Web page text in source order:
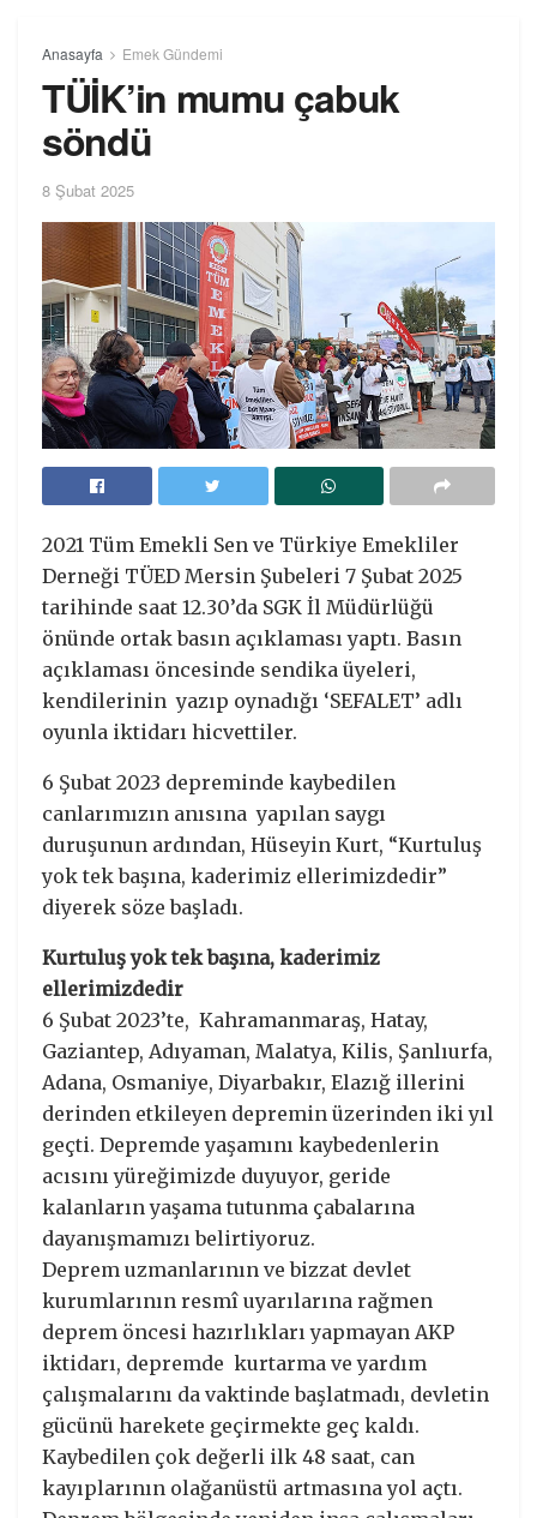
Anasayfa Emek Gündemi
TÜİK’in mumu çabuk
söndü
8 Şubat 2025
2021 Tüm Emekli Sen ve Türkiye Emekliler
Derneği TÜED Mersin Şubeleri 7 Şubat 2025
tarihinde saat 12.30’da SGK İl Müdürlüğü
önünde ortak basın açıklaması yaptı. Basın
açıklaması öncesinde sendika üyeleri,
kendilerinin yazıp oynadığı ‘SEFALET’ adlı
oyunla iktidarı hicvettiler.
6 Şubat 2023 depreminde kaybedilen
canlarımızın anısına yapılan saygı
duruşunun ardından, Hüseyin Kurt, “Kurtuluş
yok tek başına, kaderimiz ellerimizdedir”
diyerek söze başladı.
Kurtuluş yok tek başına, kaderimiz
ellerimizdedir
6 Şubat 2023’te, Kahramanmaraş, Hatay,
Gaziantep, Adıyaman, Malatya, Kilis, Şanlıurfa,
Adana, Osmaniye, Diyarbakır, Elazığ illerini
derinden etkileyen depremin üzerinden iki yıl
geçti. Depremde yaşamını kaybedenlerin
acısını yüreğimizde duyuyor, geride
kalanların yaşama tutunma çabalarına
dayanışmamızı belirtiyoruz.
Deprem uzmanlarının ve bizzat devlet
kurumlarının resmî uyarılarına rağmen
deprem öncesi hazırlıkları yapmayan AKP
iktidarı, depremde kurtarma ve yardım
çalışmalarını da vaktinde başlatmadı, devletin
gücünü harekete geçirmekte geç kaldı.
Kaybedilen çok değerli ilk 48 saat, can
kayıplarının olağanüstü artmasına yol açtı.